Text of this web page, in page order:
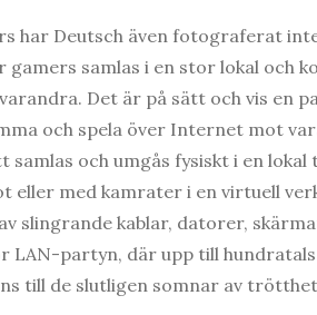
har Deutsch även fotograferat
samlas i en stor lokal och
Det är på sätt och vis en
och spela över Internet mot
samlas och umgås fysiskt i en
eller med kamrater i en virtuell
slingrande kablar, datorer,
LAN-partyn, där upp till
till de slutligen somnar av